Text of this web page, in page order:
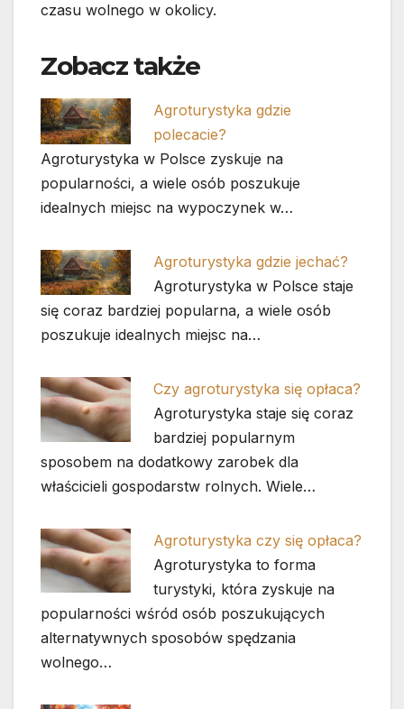
czasu wolnego w okolicy.
Zobacz także
Agroturystyka gdzie
polecacie?
Agroturystyka w Polsce zyskuje na
popularności, a wiele osób poszukuje
idealnych miejsc na wypoczynek w…
Agroturystyka gdzie jechać?
Agroturystyka w Polsce staje
się coraz bardziej popularna, a wiele osób
poszukuje idealnych miejsc na…
Czy agroturystyka się opłaca?
Agroturystyka staje się coraz
bardziej popularnym
sposobem na dodatkowy zarobek dla
właścicieli gospodarstw rolnych. Wiele…
Agroturystyka czy się opłaca?
Agroturystyka to forma
turystyki, która zyskuje na
popularności wśród osób poszukujących
alternatywnych sposobów spędzania
wolnego…